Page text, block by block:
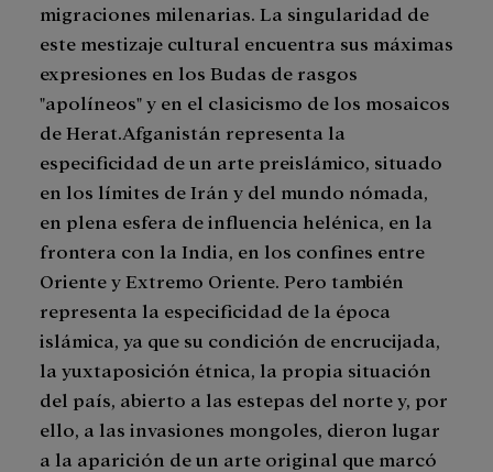
migraciones milenarias. La singularidad de
este mestizaje cultural encuentra sus máximas
expresiones en los Budas de rasgos
"apolíneos" y en el clasicismo de los mosaicos
de Herat.Afganistán representa la
especificidad de un arte preislámico, situado
en los límites de Irán y del mundo nómada,
en plena esfera de influencia helénica, en la
frontera con la India, en los confines entre
Oriente y Extremo Oriente. Pero también
representa la especificidad de la época
islámica, ya que su condición de encrucijada,
la yuxtaposición étnica, la propia situación
del país, abierto a las estepas del norte y, por
ello, a las invasiones mongoles, dieron lugar
a la aparición de un arte original que marcó